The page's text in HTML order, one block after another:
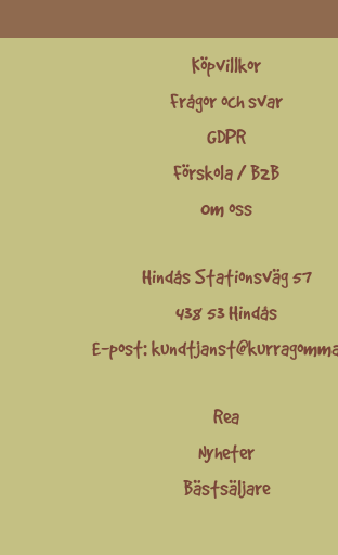
Köpvillkor
Frågor och svar
GDPR
Förskola / B2B
Om oss
Hindås Stationsväg 57
438 53 Hindås
E-post:
Rea
Nyheter
Bästsäljare